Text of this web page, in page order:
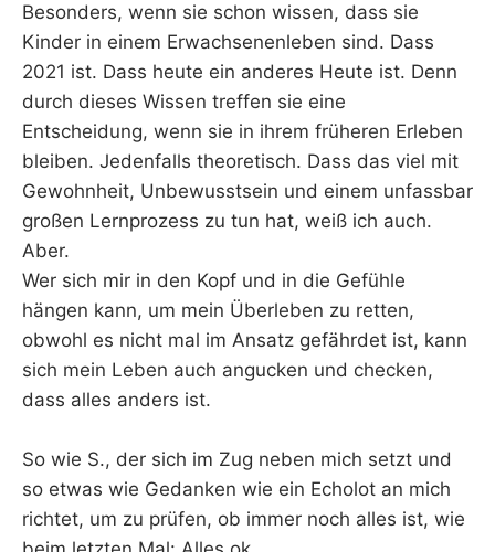
Besonders, wenn sie schon wissen, dass sie
Kinder in einem Erwachsenenleben sind. Dass
2021 ist. Dass heute ein anderes Heute ist. Denn
durch dieses Wissen treffen sie eine
Entscheidung, wenn sie in ihrem früheren Erleben
bleiben. Jedenfalls theoretisch. Dass das viel mit
Gewohnheit, Unbewusstsein und einem unfassbar
großen Lernprozess zu tun hat, weiß ich auch.
Aber.
Wer sich mir in den Kopf und in die Gefühle
hängen kann, um mein Überleben zu retten,
obwohl es nicht mal im Ansatz gefährdet ist, kann
sich mein Leben auch angucken und checken,
dass alles anders ist.
So wie S., der sich im Zug neben mich setzt und
so etwas wie Gedanken wie ein Echolot an mich
richtet, um zu prüfen, ob immer noch alles ist, wie